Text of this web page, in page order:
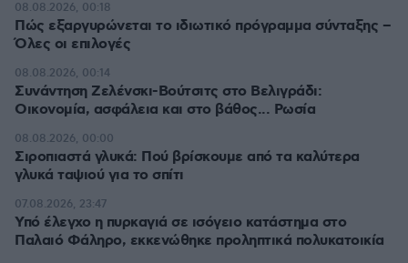
Πώς εξαργυρώνεται το ιδιωτικό πρόγραμμα σύνταξης –
Όλες οι επιλογές
08.08.2026, 00:18
Συνάντηση Ζελένσκι-Βούτσιτς στο Βελιγράδι:
Οικονομία, ασφάλεια και στο βάθος... Ρωσία
08.08.2026, 00:14
Σιροπιαστά γλυκά: Πού βρίσκουμε από τα καλύτερα
γλυκά ταψιού για το σπίτι
08.08.2026, 00:00
Υπό έλεγχο η πυρκαγιά σε ισόγειο κατάστημα στο
Παλαιό Φάληρο, εκκενώθηκε προληπτικά πολυκατοικία
07.08.2026, 23:47